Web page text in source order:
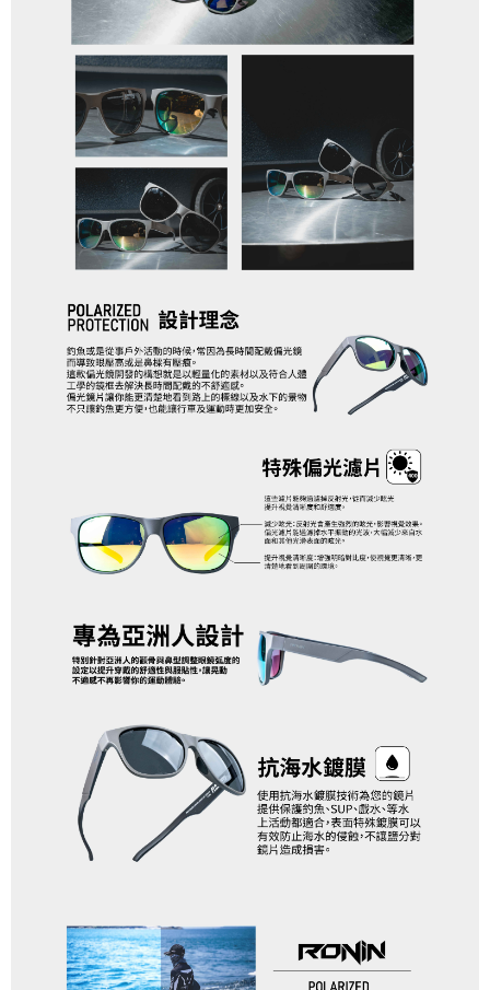
https://aftee.tw/terms/#terms3
３．未成年的使用者請事先徵得法定代理人或監護人之同意方可使用
４．使用「AFTEE先享後付」時，將依據個別帳號之用戶狀況，依本公司即
時審查核予不同之上限額度；若仍有額度不足之情形，本公司將視審查結果
請求用戶進行身份認證。
５．嚴禁一人註冊多個帳號或使用他人資訊註冊。若發現惡意使用之情形，
恩沛科技股份有限公司將有權停止該用戶之使用額度並採取法律行動。
離島一般宅配
每筆NT$200，滿NT$2,000(含以上)免運費
貨到付款（門市自取請勿下單，請聯繫客服）
每筆NT$200，滿NT$3,000(含以上)免運費
國家/地區配送(**下單前請私訊客服確認實際運費(運費另
計)，訂單才得以成立**)